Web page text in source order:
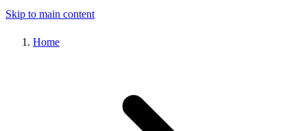
Skip to main content
Home